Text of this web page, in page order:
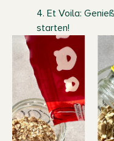
4. Et Voila:
starten!